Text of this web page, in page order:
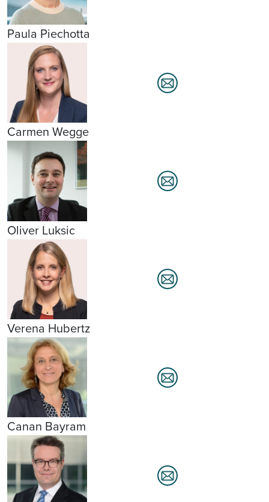
Paula Piechotta
Carmen Wegge
Oliver Luksic
Verena Hubertz
Canan Bayram